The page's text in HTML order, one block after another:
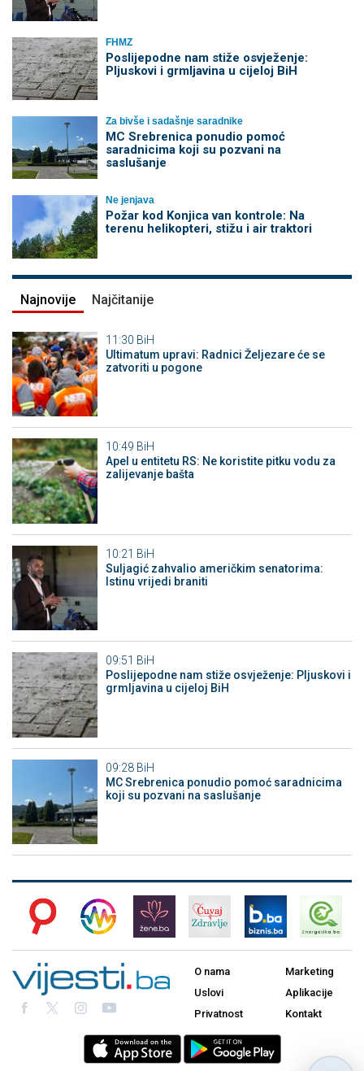
FHMZ
Poslijepodne nam stiže osvježenje:
Pljuskovi i grmljavina u cijeloj BiH
Za bivše i sadašnje saradnike
MC Srebrenica ponudio pomoć
saradnicima koji su pozvani na
saslušanje
Ne jenjava
Požar kod Konjica van kontrole: Na
terenu helikopteri, stižu i air traktori
Najnovije Najčitanije
11:30 BiH
Ultimatum upravi: Radnici Željezare će se
zatvoriti u pogone
10:49 BiH
Apel u entitetu RS: Ne koristite pitku vodu za
zalijevanje bašta
10:21 BiH
Suljagić zahvalio američkim senatorima:
Istinu vrijedi braniti
09:51 BiH
Poslijepodne nam stiže osvježenje: Pljuskovi i
grmljavina u cijeloj BiH
09:28 BiH
MC Srebrenica ponudio pomoć saradnicima
koji su pozvani na saslušanje
O nama
Uslovi
Privatnost
Marketing
Aplikacije
Kontakt